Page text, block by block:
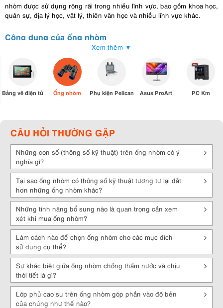
nhòm được sử dụng rộng rãi trong nhiều lĩnh vực, bao gồm khoa học,
quân sự, địa lý học, vật lý, thiên văn học và nhiều lĩnh vực khác.
Công dụng của ống nhòm
: Ống nhòm cho phép chúng ta nhìn thấy các đối
tượng từ xa, đặc biệt là những đối tượng nhỏ hoặc khó tiếp cận.
Chẳng hạn như, khi bạn muốn quan sát chim, côn trùng hoặc các vật
thể ở xa như đường sắt, tàu thuyền...
cành cây... thì ống nhòm sẽ giúp bạn có cái nhìn rõ ràng và chi tiết
hơn.
Khám phá tự nhiên: Sử dụng ống nhòm cho phép bạn khám phá thế
giới tự nhiên với nhiều thú vị và bất ngờ. Nó giúp bạn nhìn thấy các
sự kiện hoặc hiện tượng nhỏ xảy ra trong tự nhiên một cách rõ ràng
hơn.
Nghiên cứu khoa học: Ống nhòm là công cụ không thể thiếu trong
các nghiên cứu khoa học. Chúng được sử dụng để quan sát và
nghiên cứu các tế bào, vi khuẩn, tạp chất và các vật thể vô cùng nhỏ
trong một môi trường cô lập và kiểm soát.
Những lưu ý khi mua ống nhòm
Khi mua ống nhòm, bạn nên lưu ý các điểm sau:
Độ phóng đại : Độ phóng đại trên ống nhòm giúp bạn quan sát đối
tượng từ xa. Tuy nhiên, độ phóng đại càng cao thì hình ảnh sẽ càng
mờ và khó nhìn. Vì vậy, bạn nên chọn ống nhòm có độ phóng đại phù
hợp với nhu cầu sử dụng.
Xem thêm ▼
Bảng vẽ điện tử Ống nhòm Phụ kiện Pelican Asus ProArt PC Km
CÂU HỎI THƯỜNG GẶP
Những con số (thông số kỹ thuật) trên ống nhòm có ý
nghĩa gì?
Tại sao ống nhòm có thông số kỹ thuật tương tự lại đắt
hơn những ống nhòm khác?
Những tính năng bổ sung nào là quan trọng cần xem
xét khi mua ống nhòm?
Làm cách nào để chọn ống nhòm cho các mục đích
sử dụng cụ thể?
Sự khác biệt giữa ống nhòm chống thấm nước và chịu
thời tiết là gì?
Lớp phủ cao su trên ống nhòm góp phần vào độ bền
của chúng như thế nào?